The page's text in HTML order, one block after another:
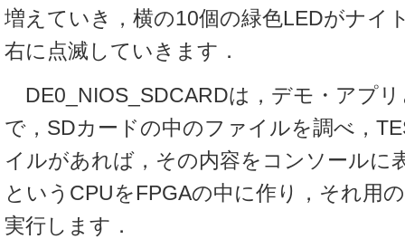
増えていき，横の10個の緑色LEDがナイ
右に点滅していきます．
DE0_NIOS_SDCARDは，デモ・アプ
で，SDカードの中のファイルを調べ，
イルがあれば，その内容をコンソールに
というCPUをFPGAの中に作り，それ用
実行します．